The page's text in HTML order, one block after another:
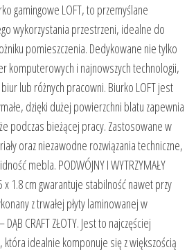
gamingowe LOFT, to przemyślane
wykorzystania przestrzeni, idealne do
pomieszczenia. Dedykowane nie tylko
komputerowych i najnowszych technologii,
lub różnych pracowni. Biurko LOFT jest
dzięki dużej powierzchni blatu zapewnia
podczas bieżącej pracy. Zastosowane w
oraz niezawodne rozwiązania techniczne,
mebla. PODWÓJNY I WYTRZYMAŁY
x 1.8 cm gwarantuje stabilność nawet przy
z trwałej płyty laminowanej w
CRAFT ZŁOTY. Jest to najczęściej
idealnie komponuje się z większością